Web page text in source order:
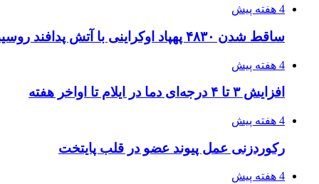
4 هفته پیش
ساقط شدن ۴۸۳۰ پهپاد اوکراینی با آتش پدافند روسیه
4 هفته پیش
افزایش ۳ تا ۴ درجه‌ای دما در ایلام تا اواخر هفته
4 هفته پیش
رکوردزنی عمل پیوند عضو در قلب پایتخت
4 هفته پیش